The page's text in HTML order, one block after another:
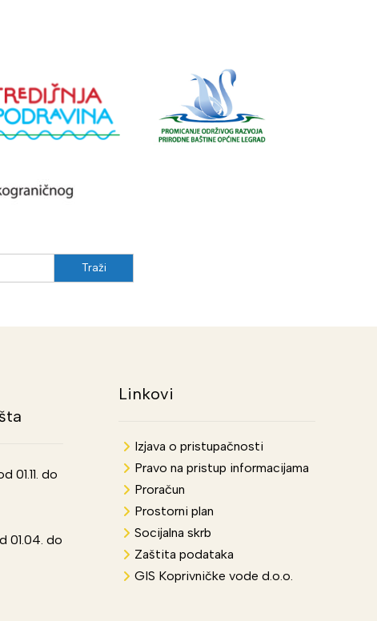
01.11. do
01.04. do
Linkovi
Izjava o pristupačnosti
Pravo na pristup informacijama
Proračun
Prostorni plan
Socijalna skrb
Zaštita podataka
GIS Koprivničke vode d.o.o.